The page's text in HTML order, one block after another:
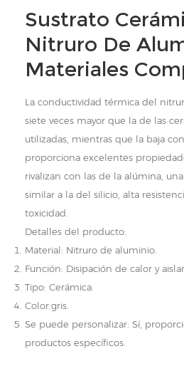
Sustrato
Nitruro De
Materiales
La conductividad térmica del
siete veces mayor que la de las
utilizadas, mientras que la baja
proporciona excelentes
rivalizan con las de la alúmina,
similar a la del silicio, alta
toxicidad.
Detalles del producto:
Material: Nitruro de aluminio.
Función: Disipación de calor y
Tipo: Cerámica.
Color:gris.
Se puede personalizar: Sí,
productos específicos.